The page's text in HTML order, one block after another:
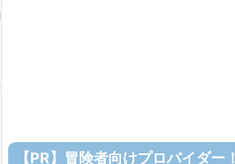
【PR】冒険者向けプロバイダー！